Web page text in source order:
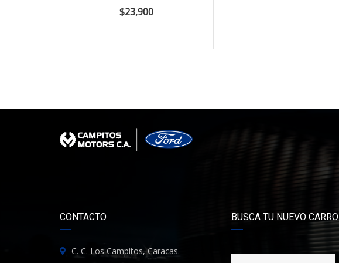
$23,900
CONTACTO
C. C. Los Campitos, Caracas.
BUSCA TU NUEVO CARRO